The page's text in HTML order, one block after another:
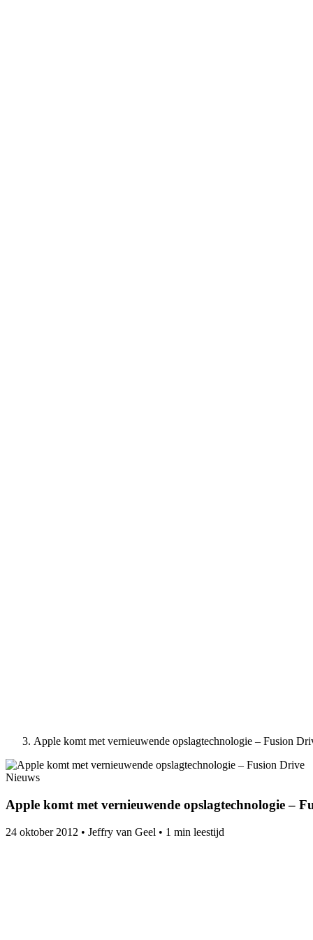
Apple komt met vernieuwende opslagtechnologie – Fusion
Nieuws
Apple komt met vernieuwende opslagtechnologie –
24 oktober 2012 • Jeffry van Geel • 1 min leestijd